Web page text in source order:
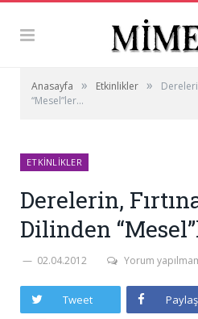
Anasayfa » Etkinlikler »
“Mesel”ler…
ETKINLIKLER
Derelerin,
Dilinden
02.04.2012 Yorum
Tweet Paylaş